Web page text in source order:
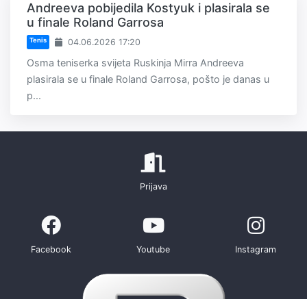
Andreeva pobijedila Kostyuk i plasirala se
u finale Roland Garrosa
Tenis 04.06.2026 17:20
Osma teniserka svijeta Ruskinja Mirra Andreeva
plasirala se u finale Roland Garrosa, pošto je danas u
p...
Prijava
Facebook Youtube Instagram